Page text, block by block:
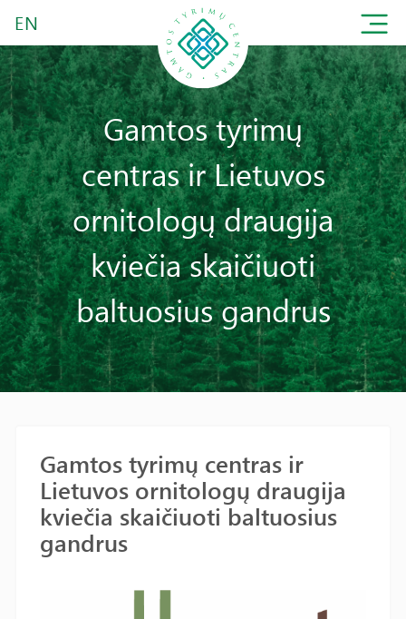
EN
Gamtos tyrimų
centras ir Lietuvos
ornitologų draugija
kviečia skaičiuoti
baltuosius gandrus
Gamtos tyrimų centras ir
Lietuvos ornitologų draugija
kviečia skaičiuoti baltuosius
gandrus